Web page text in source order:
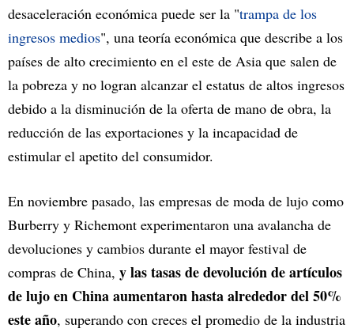
desaceleración económica puede ser la "trampa de los
ingresos medios", una teoría económica que describe a los
países de alto crecimiento en el este de Asia que salen de
la pobreza y no logran alcanzar el estatus de altos ingresos
debido a la disminución de la oferta de mano de obra, la
reducción de las exportaciones y la incapacidad de
estimular el apetito del consumidor.
En noviembre pasado, las empresas de moda de lujo como
Burberry y Richemont experimentaron una avalancha de
devoluciones y cambios durante el mayor festival de
compras de China, y las tasas de devolución de artículos
de lujo en China aumentaron hasta alrededor del 50%
este año, superando con creces el promedio de la industria